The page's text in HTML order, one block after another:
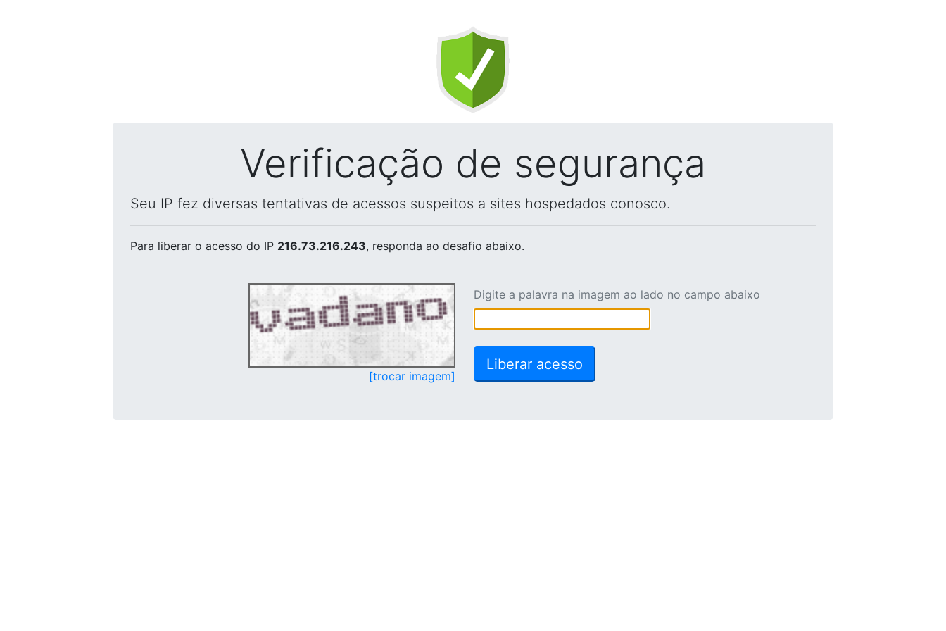
Verificação de segurança
Seu IP fez diversas tentativas de acessos suspeitos a sites hospedados conosco.
Para liberar o acesso do IP 216.73.216.243, responda ao desafio abaixo.
[trocar imagem]
Digite a palavra na imagem ao lado no campo abaixo